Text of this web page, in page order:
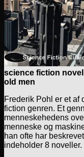
science fiction
old men
Frederik Pohl er et af
fiction genren. Et
menneskehedens
menneske og
han ofte har
indeholder 8 noveller.